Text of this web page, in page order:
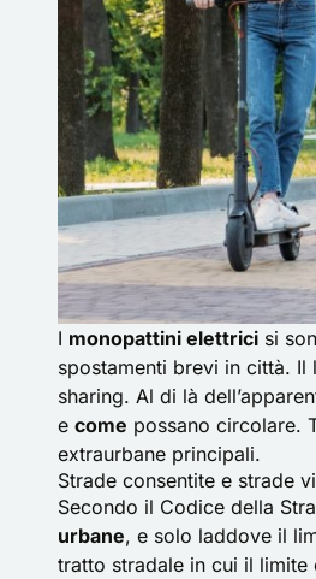
I monopattini elettrici si
spostamenti brevi in città.
sharing. Al di là
e come possano circolare.
extraurbane principali.
Strade consentite e strade
Secondo il Codice della
urbane, e solo laddove il
tratto stradale in cui il limite